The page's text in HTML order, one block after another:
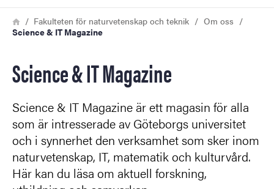
Om webbplatsen
Länkstig
HemFakulteten för naturvetenskap och teknik
Om oss
Science & IT Magazine
Science & IT Magazine
Science & IT Magazine är ett magasin för alla
som är intresserade av Göteborgs universitet
och i synnerhet den verksamhet som sker inom
naturvetenskap, IT, matematik och kulturvård.
Här kan du läsa om aktuell forskning,